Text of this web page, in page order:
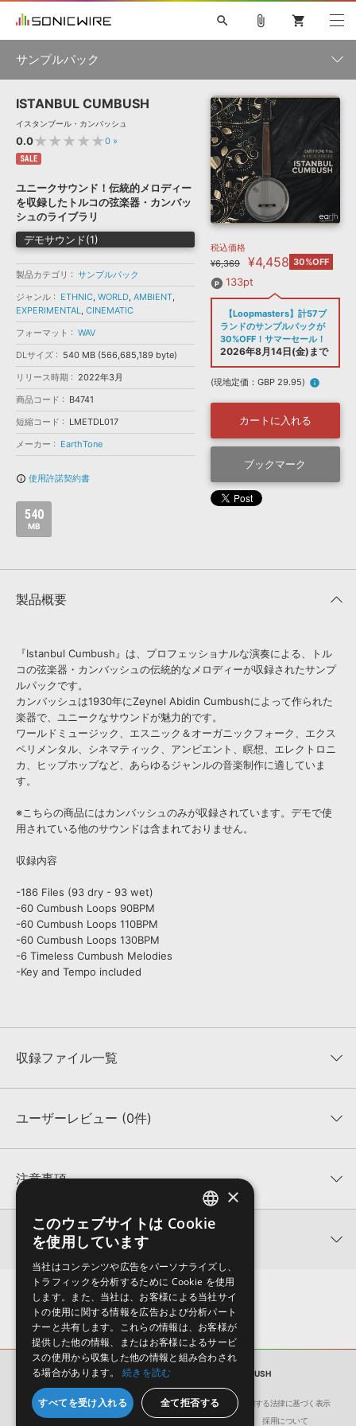
ソフト音源 »
プラグイン・エフェクト »
サンプルパック »
ソフトウェア／ツール »
DAW »
効果音 »
BGM »
特集 »
ニュースレター »
SONICWIREブログ »
製品サポート情報 »
DTMガイド »
FAQ »
お問い合わせ »
音楽カード
楽曲配信流通 サービス
無償のサウンド管理ソフト
次世代型 ボーカル・エディタ
APS
SLS
search
初音ミク NT 鏡音リン・レン V4X 巡音ルカ V4X
KAITO V3
VOCALOID TOONTRACK
SPITFIRE AUDIO
VIENNA
EZ DRUMMER 3
ライセンスフリーBGM
ボーカル抜き出し
DUBSTEP
ELECTRONICA
EDM TRANCE MUTANT
ROUTER.FM
SONOCA
ソフト音源 プラグイン・エフェクト
ソフトウェア／ツール 効果音
attach_file shopping_cart
サンプルパック
製品一覧
メーカー
フォーマット
ランキング
ISTANBUL CUMBUSH
イスタンブール・カンバッシュ
0.0★★★★★0 »
SALE
ユニークサウンド！伝統的メロディー
を収録したトルコの弦楽器・カンバッ
シュのライブラリ
デモサウンド(1)
製品カテゴリ
サンプルパック
ジャンル
ETHNIC, WORLD, AMBIENT,
EXPERIMENTAL, CINEMATIC
フォーマット
WAV
DLサイズ
540 MB (566,685,189 byte)
リリース時期
2022年3月
商品コード
B4741
短縮コード
LMETDL017
メーカー
EarthTone
info_outline 使用許諾契約書
540
MB
税込価格
¥6,369
¥4,458 30%OFF
133pt
【Loopmasters】計57ブ
ランドのサンプルパックが
30%OFF！サマーセール！
2026年8月14日(金)まで
(現地定価：GBP 29.95) info
カートに入れる
ブックマーク
製品概要
『Istanbul Cumbush』は、プロフェッショナルな演奏による、トル
コの弦楽器・カンバッシュの伝統的なメロディーが収録されたサンプ
ルパックです。
カンバッシュは1930年にZeynel Abidin Cumbushによって作られた
楽器で、ユニークなサウンドが魅力的です。
ワールドミュージック、エスニック＆オーガニックフォーク、エクス
ペリメンタル、シネマティック、アンビエント、瞑想、エレクトロニ
カ、ヒップホップなど、あらゆるジャンルの音楽制作に適していま
す。
※こちらの商品にはカンバッシュのみが収録されています。デモで使
用されている他のサウンドは含まれておりません。
収録内容
-186 Files (93 dry - 93 wet)
-60 Cumbush Loops 90BPM
-60 Cumbush Loops 110BPM
-60 Cumbush Loops 130BPM
-6 Timeless Cumbush Melodies
-Key and Tempo included
収録ファイル一覧
収録ファイル一覧
ユーザーレビュー (0件)
★★★★★
★5
★4
★3
★2
★1
レビューをもっと見る »
注意事項
KONTAKTフォーマットについて：
サンプルパック製品の
KONTAKTフォーマットは、製品版KONTAKT（別売）
でお使いいただけます。無償版のKONTAKT PLAYERではお使いい
ただけませんので、ご注意ください。また、「ライブラリ・タブ」
への表示にも対応しておりません。
4GBを超えるデータに関するご注意：FAT32でフォーマットされた
HDDには、1ファイル4GBを超えるデータを格納することができま
せん。データ容量が4GBを超えるダウンロード製品をご購入いただ
きます際には、NTFSやHFS＋でフォーマットされたHDDをご用意
いただく必要がございます。
製品の購入手続き完了後、受注確認メールとシリアルナンバーをお
知らせするメールの2通が送信されます。メールに記載されており
関連情報
【Loopmasters】計57ブランドのサンプルパックが30%OFF！サ
マーセール！
EarthTone 製品一覧
サンプルパック ISTANBUL CUMBUSH
会社概要 環境保護（CSR）への取り組み
特定商取引に関する法律に基づく表示
サイト動作環境
利用規約 個人情報の保護について 採用について
ENGLISH
×
このウェブサイトは Cookie
を使用しています
当社はコンテンツや広告をパーソナライズし、
トラフィックを分析するために Cookie を使用
します。また、当社は、お客様による当社サイ
トの使用に関する情報を広告および分析パート
ナーと共有します。これらの情報は、お客様が
提供した他の情報、またはお客様によるサービ
スの使用から収集した他の情報と組み合わされ
る場合があります。
続きを読む
すべてを受け入れる 全て拒否する